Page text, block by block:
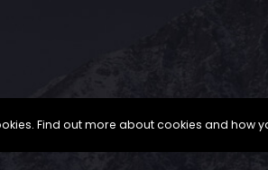
Find out more about cookies and how